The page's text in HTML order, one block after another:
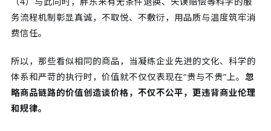
务流程机制彰显真诚，不取悦、不敷衍，用品质与温度筑牢消
费信任。
所以，那些看似相同的商品，当凝练企业先进的文化、科学的
体系和严苛的执行时，价值就不仅仅表现在“贵与不贵”上。 忽
略商品链路的价值创造谈价格，不仅不公平，更违背商业伦理
和规律。